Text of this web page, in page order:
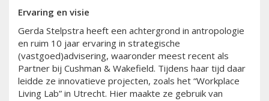
Ervaring en visie
Gerda Stelpstra heeft een achtergrond in antropologie
en ruim 10 jaar ervaring in strategische
(vastgoed)advisering, waaronder meest recent als
Partner bij Cushman & Wakefield. Tijdens haar tijd daar
leidde ze innovatieve projecten, zoals het “Workplace
Living Lab” in Utrecht. Hier maakte ze gebruik van